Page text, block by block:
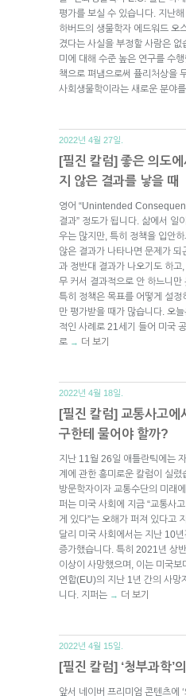
평가를 보실 수 있습니다. 지난
하버드의 생물학자 에드워드 오
겼다는 사실을 부정할 사람은 없
미에 대해 수준 높은 연구를 수
책으로 펴냄으로써 퓰리처상을
사회생물학이라는 새로운 분야를
2022년 4월 27일.
[필진 칼럼] 좋은 의도
지 않은 결과를 낳을 때
영어 “Unintended
결과” 정도가 됩니다. 삶에서 일
우는 많지만, 특히 정책을 입안
않은 결과가 나타나면 문제가
과 정반대 결과가 나오기도 하고
무 커서 결과적으로 안 하느니만
특히 정책은 목표를 어떻게 설
만 평가받을 때가 많습니다. 오
적인 사례로 21세기 들어 미국
로 → 더 보기
2022년 4월 18일.
[필진 칼럼] 교통사고에
구한테 물어야 할까?
지난 11월 26일 애틀란틱에는
계에 관한 흥미로운 칼럼이 실렸
방문학자이자 교통수단의 미래
퍼는 미국 사회에 지금 “교통사
게 있다”는 오해가 퍼져 있다고
달리 미국 사회에서는 지난 10
증가했습니다. 특히 2021년 상
이상이 사망했으며, 이는 미국
연합(EU)의 지난 1년 간의 사
니다. 지퍼는 → 더 보기
2022년 4월 15일.
[필진 칼럼] ‘청부과학’
앞서 네이버 프리미엄 콘텐츠에